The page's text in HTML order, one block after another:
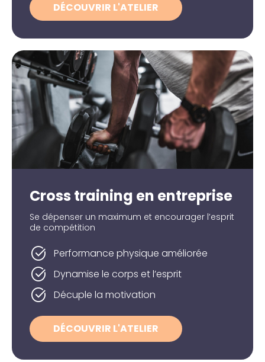
DÉCOUVRIR L'ATELIER
Cross training en entreprise
Se dépenser un maximum et encourager l’esprit
de compétition
Performance physique améliorée
Dynamise le corps et l’esprit
Décuple la motivation
DÉCOUVRIR L'ATELIER